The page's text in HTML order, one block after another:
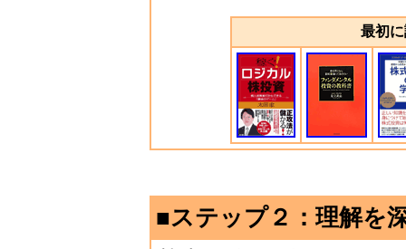
最初
■ステップ２：理解を